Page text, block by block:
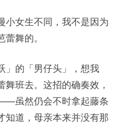
小女生不同，我不是因为
舞的。
」的「男仔头」，想我
舞班去。这招的确奏效，
虽然仍会不时拿起藤条
知道，母亲本来并没有那